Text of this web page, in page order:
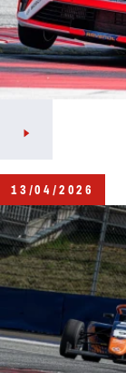
13/04/2026